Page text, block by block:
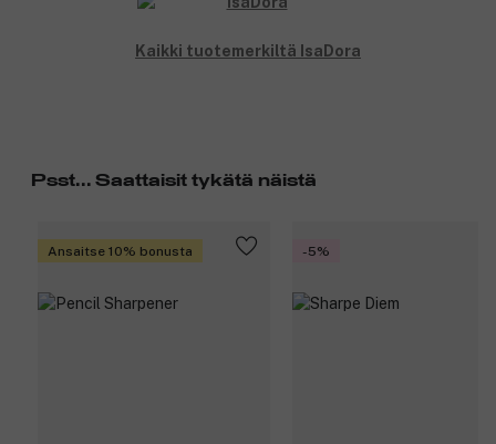
Kaikki tuotemerkiltä IsaDora
Psst... Saattaisit tykätä näistä
Ansaitse 10% bonusta -5%